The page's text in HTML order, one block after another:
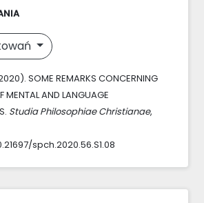
SOME REMARKS CONCERNING
MENTAL AND LANGUAGE
Studia Philosophiae Christianae,
spch.2020.56.S1.08